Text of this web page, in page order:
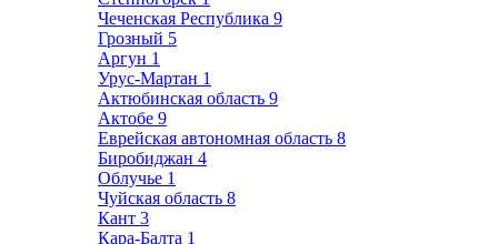
Чеченская Республика 9
Грозный 5
Аргун 1
Урус-Мартан 1
Актюбинская область 9
Актобе 9
Еврейская автономная область 8
Биробиджан 4
Облучье 1
Чуйская область 8
Кант 3
Кара-Балта 1